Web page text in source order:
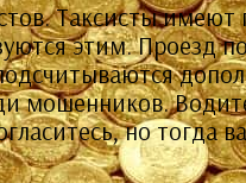
Таксисты
этим. Проезд
мошенников.
но тогда